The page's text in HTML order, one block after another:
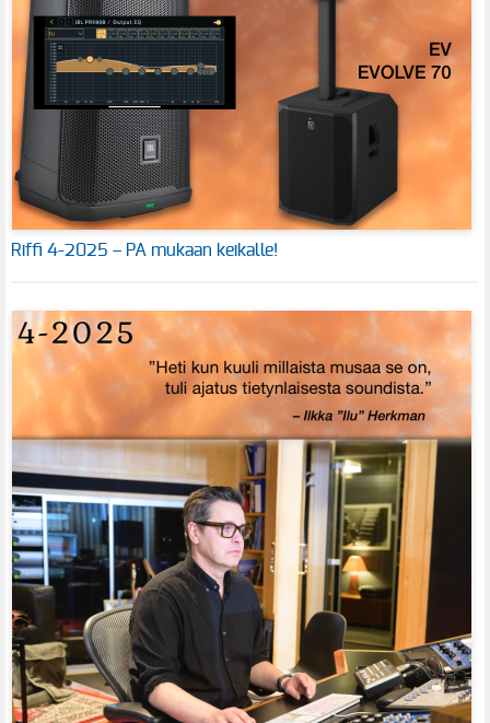
Riffi 4-2025 – PA mukaan keikalle!